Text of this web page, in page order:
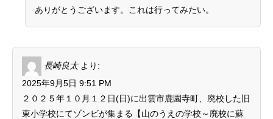
ありがとうございます。これは行ってみたい。
長崎良太 より:
2025年9月5日 9:51 PM
２０２５年１０月１２日(日)に出雲市鹿園寺町、廃校した旧
東小学校にてゾンビが集まる【山のうえの学校～廃校に蘇